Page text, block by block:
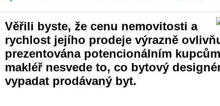
Věřili byste, že cenu nemovitosti a
rychlost jejího prodeje výrazně
prezentována potencionálním
makléř nesvede to, co bytový
vypadat prodávaný byt.